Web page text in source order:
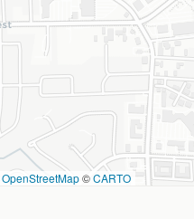
OpenStreetMap©CARTO